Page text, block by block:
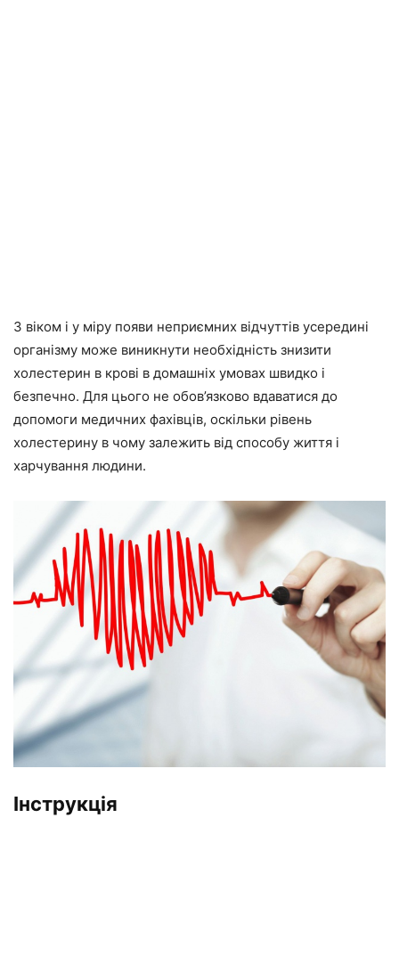
З віком і у міру появи неприємних відчуттів усередині
організму може виникнути необхідність знизити
холестерин в крові в домашніх умовах швидко і
безпечно. Для цього не обов’язково вдаватися до
допомоги медичних фахівців, оскільки рівень
холестерину в чому залежить від способу життя і
харчування людини.
Інструкція